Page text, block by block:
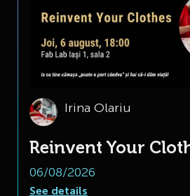
Irina Olariu
Reinvent Your
06/08/2026
See details